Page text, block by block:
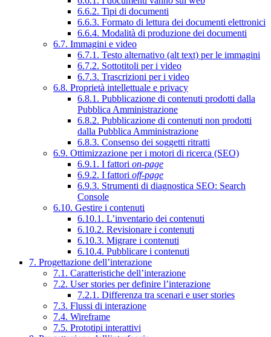
6.6.2. Tipi di documenti
6.6.3. Formato di lettura dei documenti elettronici
6.6.4. Modalità di produzione dei documenti
6.7. Immagini e video
6.7.1. Testo alternativo (alt text) per le immagini
6.7.2. Sottotitoli per i video
6.7.3. Trascrizioni per i video
6.8. Proprietà intellettuale e privacy
6.8.1. Pubblicazione di contenuti prodotti dalla
Pubblica Amministrazione
6.8.2. Pubblicazione di contenuti non prodotti
dalla Pubblica Amministrazione
6.8.3. Consenso dei soggetti ritratti
6.9. Ottimizzazione per i motori di ricerca (SEO)
6.9.1. I fattori on-page
6.9.2. I fattori off-page
6.9.3. Strumenti di diagnostica SEO: Search
Console
6.10. Gestire i contenuti
6.10.1. L’inventario dei contenuti
6.10.2. Revisionare i contenuti
6.10.3. Migrare i contenuti
6.10.4. Pubblicare i contenuti
7. Progettazione dell’interazione
7.1. Caratteristiche dell’interazione
7.2. User stories per definire l’interazione
7.2.1. Differenza tra scenari e user stories
7.3. Flussi di interazione
7.4. Wireframe
7.5. Prototipi interattivi